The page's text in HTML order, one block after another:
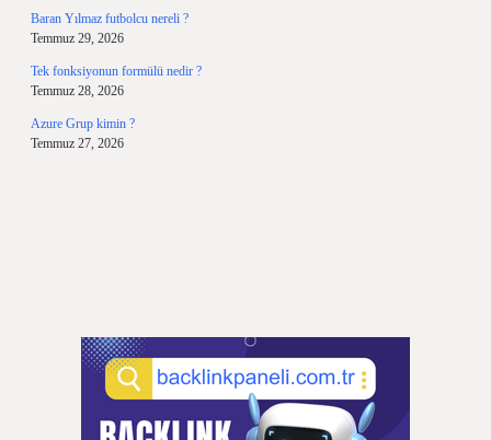
Baran Yılmaz futbolcu nereli ?
Temmuz 29, 2026
Tek fonksiyonun formülü nedir ?
Temmuz 28, 2026
Azure Grup kimin ?
Temmuz 27, 2026